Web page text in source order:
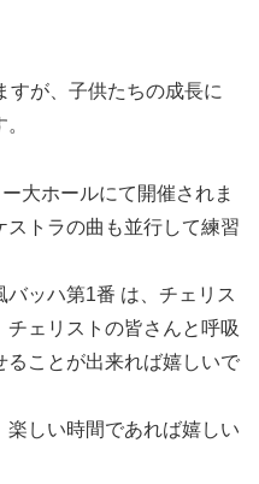
すが、子供たちの成長に
大ホールにて開催されま
トラの曲も並行して練習
ッハ第1番 は、チェリス
チェリストの皆さんと呼吸
ることが出来れば嬉しいで
しい時間であれば嬉しい